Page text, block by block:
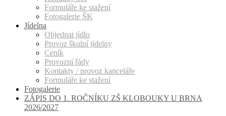
Formuláře ke stažení
Fotogalerie ŠK
Jídelna
Objednat jídlo
Provoz školní jídelny
Ceník
Provozní řády
Kontakty / provoz kanceláře
Formuláře ke stažení
Fotogalerie
ZÁPIS DO 1. ROČNÍKU ZŠ KLOBOUKY U BRNA
2026/2027